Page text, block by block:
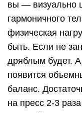
вы — визуально
гармоничного
физическая
быть. Если не
дряблым будет.
появится
баланс.
на пресс 2-3